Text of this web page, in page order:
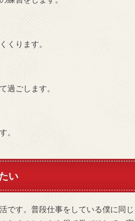
くります。
過ごします。
。
い
です。普段仕事をしている僕に同